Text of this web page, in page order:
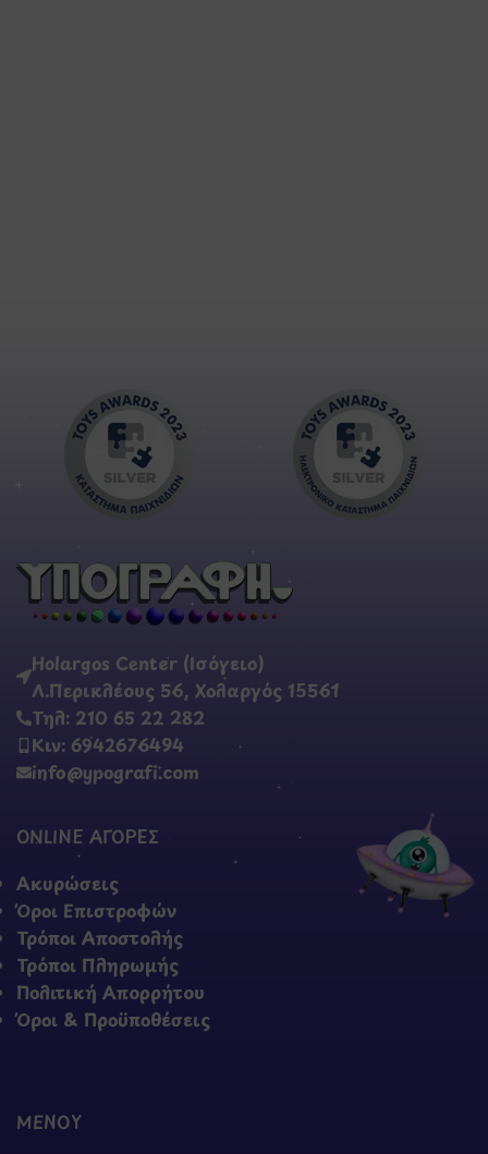
Holargos Center (Ισόγειο)
Λ.Περικλέους 56, Χολαργός 15561
Τηλ: 210 65 22 282
Κιν: 6942676494
info@ypografi.com
ONLINE ΑΓΟΡΕΣ
Ακυρώσεις
Όροι Επιστροφών
Τρόποι Αποστολής
Τρόποι Πληρωμής
Πολιτική Απορρήτου
Όροι & Προϋποθέσεις
ΜΕΝΟΥ